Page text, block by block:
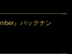
』バックナン